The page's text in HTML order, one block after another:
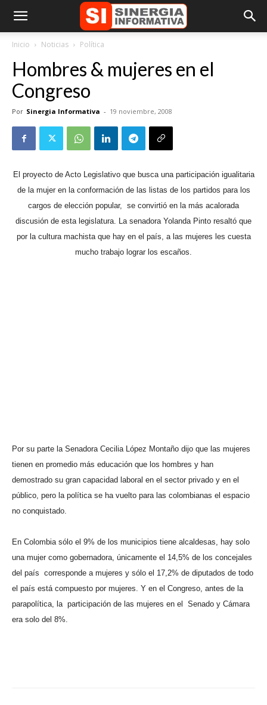
Inicio Noticias Política
Hombres & mujeres en el
Congreso
Por Sinergia Informativa - 19 noviembre, 2008
El proyecto de Acto Legislativo que busca una participación igualitaria
de la mujer en la conformación de las listas de los partidos para los
cargos de elección popular, se convirtió en la más acalorada
discusión de esta legislatura. La senadora Yolanda Pinto resaltó que
por la cultura machista que hay en el país, a las mujeres les cuesta
mucho trabajo lograr los escaños.
Por su parte la Senadora Cecilia López Montaño dijo que las mujeres
tienen en promedio más educación que los hombres y han
demostrado su gran capacidad laboral en el sector privado y en el
público, pero la política se ha vuelto para las colombianas el espacio
no conquistado.
En Colombia sólo el 9% de los municipios tiene alcaldesas, hay solo
una mujer como gobernadora, únicamente el 14,5% de los concejales
del país corresponde a mujeres y sólo el 17,2% de diputados de todo
el país está compuesto por mujeres. Y en el Congreso, antes de la
parapolítica, la participación de las mujeres en el
Senado y Cámara
era solo del 8%.